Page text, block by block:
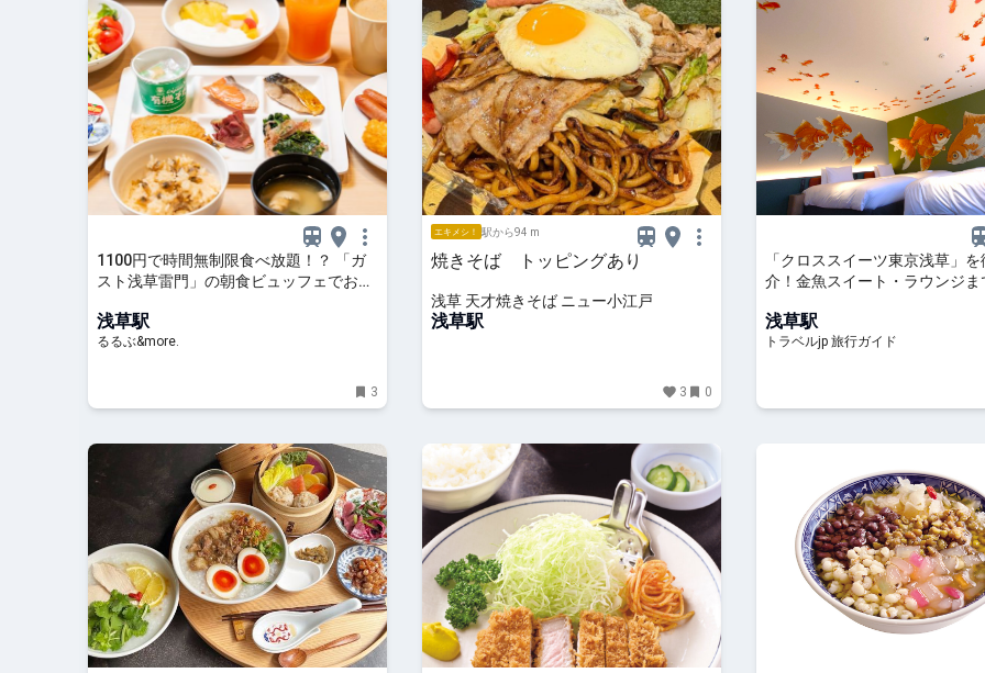
1100円で時間無制限食べ放題！？ 「ガ
スト浅草雷門」の朝食ビュッフェでお腹
浅草駅
るるぶ&more.
3
エキメシ！ 駅から94 m
焼きそば トッピングあり
浅草 天才焼きそば ニュー小江戸
浅草駅
3 0
「クロススイーツ東京浅草」
介！金魚スイート・ラウンジま
ベルjp 旅行ガイド
浅草駅
トラベルjp 旅行ガイド